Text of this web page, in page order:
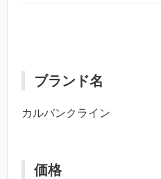
ブランド名
カルバンクライン
価格